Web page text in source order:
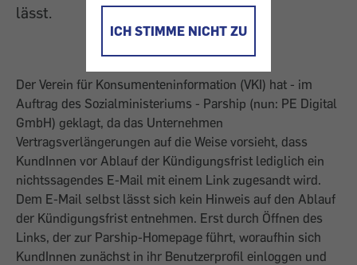
ICH STIMME NICHT ZU
lässt.
Der Verein für Konsumenteninformation (VKI) hat - im
Auftrag des Sozialministeriums - Parship (nun: PE Digital
GmbH) geklagt, da das Unternehmen
Vertragsverlängerungen auf die Weise vorsieht, dass
KundInnen vor Ablauf der Kündigungsfrist lediglich ein
nichtssagendes E-Mail mit einem Link zugesandt wird.
Dem E-Mail selbst lässt sich kein Hinweis auf den Ablauf
der Kündigungsfrist entnehmen. Erst durch Öffnen des
Links, der zur Parship-Homepage führt, woraufhin sich
KundInnen zunächst in ihr Benutzerprofil einloggen und